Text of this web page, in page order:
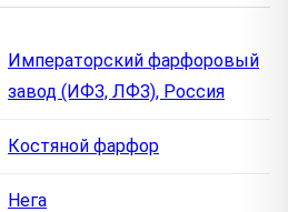
Императорский фарфоровый
завод (ИФЗ, ЛФЗ), Россия
Костяной фарфор
Нега